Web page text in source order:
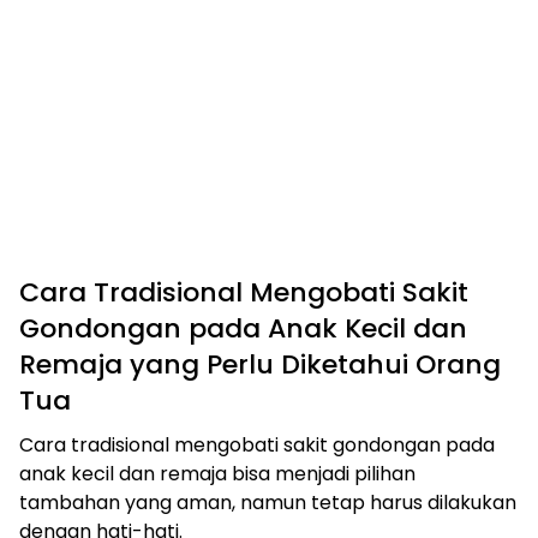
Cara Tradisional Mengobati Sakit
Gondongan pada Anak Kecil dan
Remaja yang Perlu Diketahui Orang
Tua
Cara tradisional mengobati sakit gondongan pada
anak kecil dan remaja bisa menjadi pilihan
tambahan yang aman, namun tetap harus dilakukan
dengan hati-hati.